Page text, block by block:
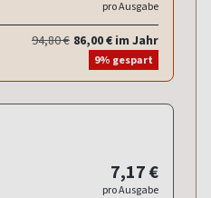
pro Ausgabe
94,80 € 86,00 € im Jahr
9% gespart
7,17 €
pro Ausgabe